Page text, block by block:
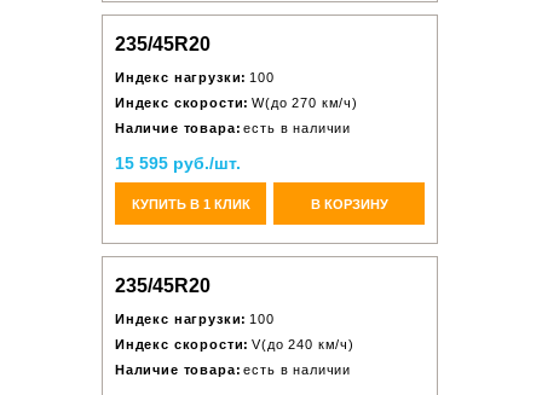
235/45R20
Индекс нагрузки: 100
Индекс скорости: W(до 270 км/ч)
Наличие товара: есть в наличии
15 595 руб./шт.
КУПИТЬ В 1 КЛИК В КОРЗИНУ
235/45R20
Индекс нагрузки: 100
Индекс скорости: V(до 240 км/ч)
Наличие товара: есть в наличии